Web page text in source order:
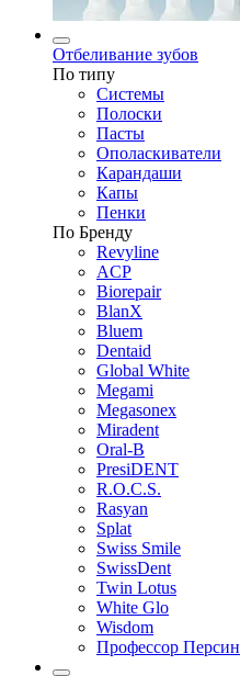
Отбеливание зубов
По типу
Системы
Полоски
Пасты
Ополаскиватели
Карандаши
Капы
Пенки
По Бренду
Revyline
ACP
Biorepair
BlanX
Bluem
Dentaid
Global White
Megami
Megasonex
Miradent
Oral-B
PresiDENT
R.O.C.S.
Rasyan
Splat
Swiss Smile
SwissDent
Twin Lotus
White Glo
Wisdom
Профессор Персин